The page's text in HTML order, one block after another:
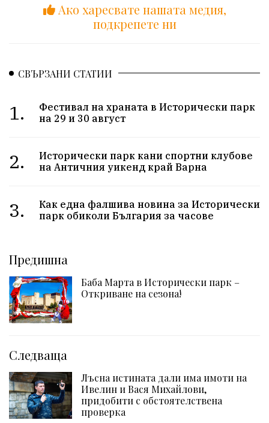
Ако харесвате нашата медия,
подкрепете ни
СВЪРЗАНИ СТАТИИ
1.
Фестивал на храната в Исторически парк
на 29 и 30 август
2.
Исторически парк кани спортни клубове
на Античния уикенд край Варна
3.
Как една фалшива новина за Исторически
парк обиколи България за часове
Предишна
Баба Марта в Исторически парк –
Откриване на сезона!
Следваща
Лъсна истината дали има имоти на
Ивелин и Вася Михайлови,
придобити с обстоятелствена
проверка